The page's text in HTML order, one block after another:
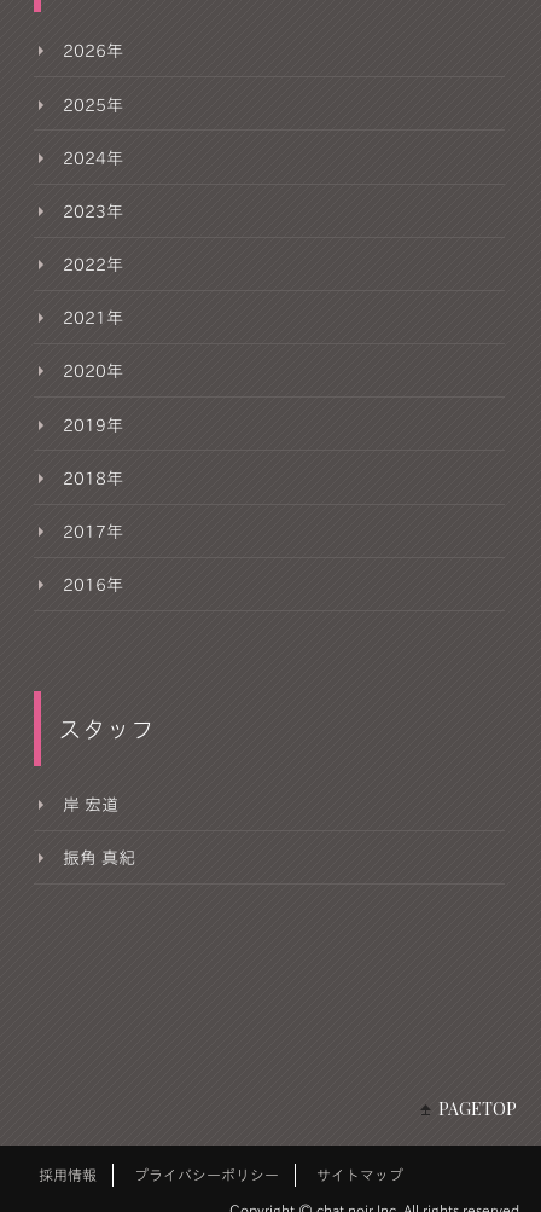
2026年
2025年
2024年
2023年
2022年
2021年
2020年
2019年
2018年
2017年
2016年
スタッフ
岸 宏道
振角 真紀
PAGETOP
採用情報 プライバシーポリシー サイトマップ